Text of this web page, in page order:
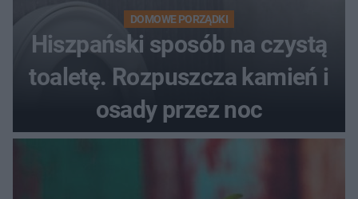
DOMOWE PORZĄDKI
Hiszpański sposób na czystą
toaletę. Rozpuszcza kamień i
osady przez noc